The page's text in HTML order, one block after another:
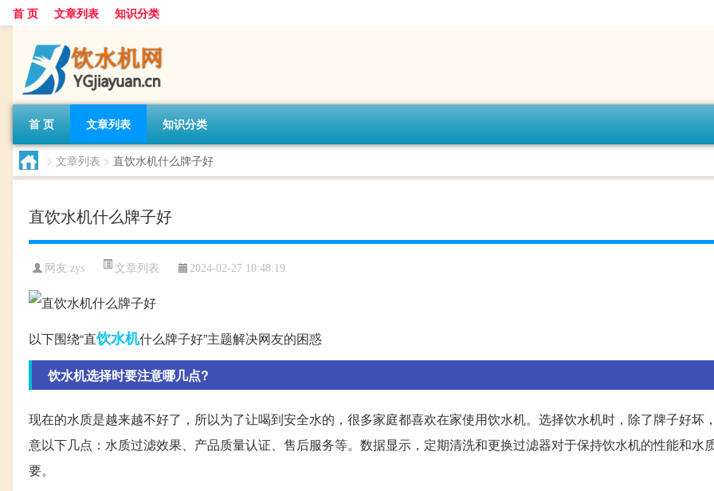
首 页 文章列表 知识分类
首 页 文章列表 知识分类
> 文章列表 > 直饮水机什么牌子好
直饮水机什么牌子好
网友:zys 文章列表 2024-02-27 10:48:19
以下围绕“直饮水机什么牌子好”主题解决网友的困惑
饮水机选择时要注意哪几点?
现在的水质是越来越不好了，所以为了让喝到安全水的，很多家庭都喜欢在家使用饮水机。选择饮水机时，除了牌子好坏
意以下几点：水质过滤效果、产品质量认证、售后服务等。数据显示，定期清洗和更换过滤器对于保持饮水机的性能和水
要。